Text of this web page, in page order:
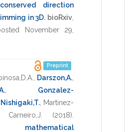
direction
in 3D. bioRxiv
November 29
Preprint
Darszon,A.
Gonzalez-
Nishigaki,T., Martinez-
Carneiro,J. (2018)
mathematical